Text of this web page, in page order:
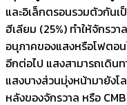
และอิเล็กตรอนรวมตัวกันเ
ฮีเลียม (25%) ทำให้จักรวา
อนุภาคของแสงหรือโฟตอน
อีกต่อไป แสงสามารถเดิน
แสงบางส่วนมุ่งหน้ามายังโ
หลังของจักรวาล หรือ